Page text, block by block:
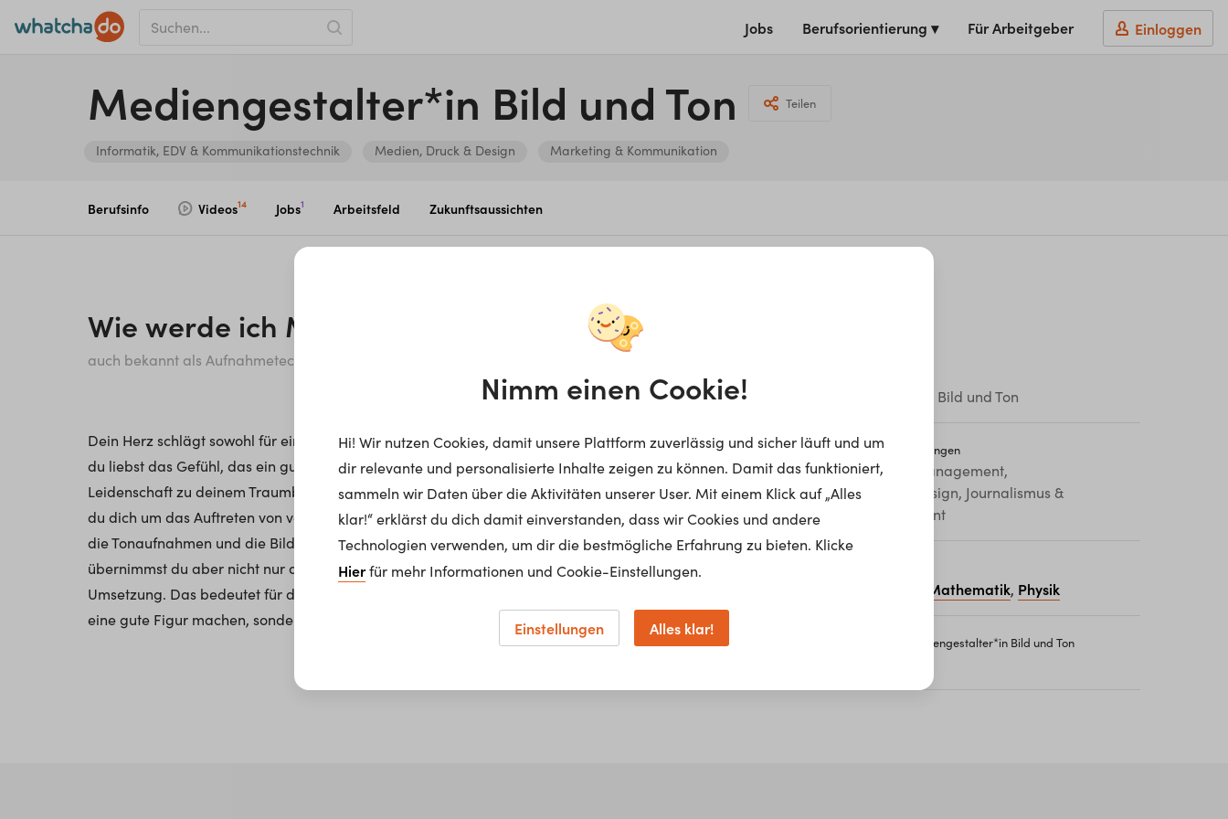
Jobs Berufsorientierung ▾ Für Arbeitgeber Einloggen
Me­di­en­ge­stal­ter*in ­Bil­d un­d ­Ton Teilen
Informatik, EDV & Kommunikationstechnik Medien, Druck & Design Marketing & Kommunikation
Berufsinfo Videos14 Jobs1 Arbeitsfeld Zukunftsaussichten
Wie werde ich Mediengestalter*in Bild und Ton
auch bekannt als Aufnahmetechniker*in, Tontechniker*in
Dein Herz schlägt sowohl für ein visuelles als auch für ein akustisches Erlebnis? Egal ob Radio oder TV,
du liebst das Gefühl, das ein guter Sound oder ein ausdrucksstarkes Bild hervorrufen? Dann mach deine
Leidenschaft zu deinem Traumberuf und werde Mediengestalter für Bild und Ton! Als solcher kümmerst
du dich um das Auftreten von verschiedenen redaktionellen Produkten oder Werbespots. Das bedeutet
die Tonaufnahmen und die Bildsprache liegen in deiner Hand. Um den gewünschten Effekt zu erzielen,
übernimmst du aber nicht nur die Konzeption, sondern auch die Visualisierung und tatsächliche
Umsetzung. Das bedeutet für dich: Du solltest nicht nur am Schreibtisch und im Gespräch mit Kunden
eine gute Figur machen, sondern auch hinter der Kamera oder am Mischpult.
Mediengestalter*in Bild und Ton
Weiterführende Ausbildungen
Kommunikationsmanagement,
Kommunikationsdesign, Journalismus &
Medienmanagement
Mathematik, Physik
Me­di­en­ge­stal­ter*in ­Bil­d un­d ­Ton
Nimm einen Cookie!
Hi! Wir nutzen Cookies, damit unsere Plattform zuverlässig und sicher läuft und um
dir relevante und personalisierte Inhalte zeigen zu können. Damit das funktioniert,
sammeln wir Daten über die Aktivitäten unserer User. Mit einem Klick auf „Alles
klar!“ erklärst du dich damit einverstanden, dass wir Cookies und andere
Technologien verwenden, um dir die bestmögliche Erfahrung zu bieten. Klicke
Hierfür mehr Informationen und Cookie-Einstellungen.
Einstellungen Alles klar!